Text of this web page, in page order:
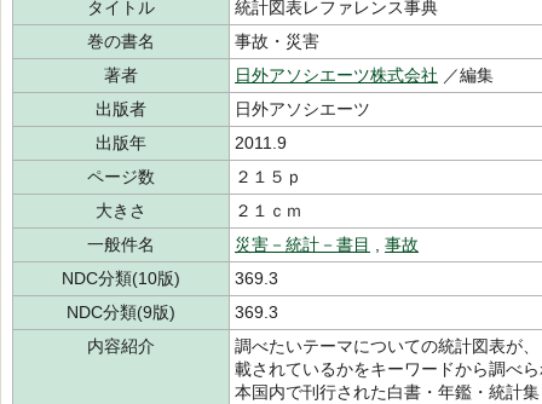
タイトル
統計図表レファレンス事典
巻の書名
事故・災害
著者
日外アソシエーツ株式会社 ／編集
出版者
日外アソシエーツ
出版年
2011.9
ページ数
２１５ｐ
大きさ
２１ｃｍ
一般件名
災害－統計－書目
事故
NDC分類(10版)
369.3
NDC分類(9版)
369.3
内容紹介
調べたいテーマについての統計図表が
載されているかをキーワードから調べ
本国内で刊行された白書・年鑑・統計